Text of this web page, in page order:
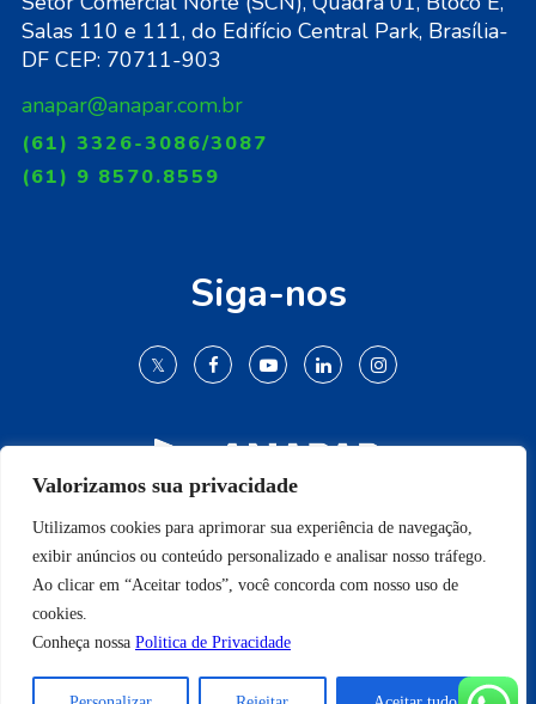
Valorizamos sua privacidade
Utilizamos cookies para aprimorar sua experiência de navegação,
exibir anúncios ou conteúdo personalizado e analisar nosso tráfego.
Ao clicar em “Aceitar todos”, você concorda com nosso uso de
cookies.
Conheça nossa Politica de Privacidade
Salas 110 e 111, do Edifício Central Park, Brasília-
DF CEP: 70711-903
anapar@anapar.com.br
(61) 3326-3086/3087
(61) 9 8570.8559
Siga-nos
© 2009-2022 Todos os direitos reservados.
Conheça nossaPolitica de Privacidade